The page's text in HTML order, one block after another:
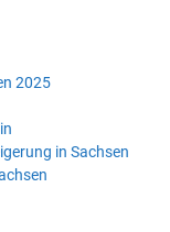
2025
in Sachsen